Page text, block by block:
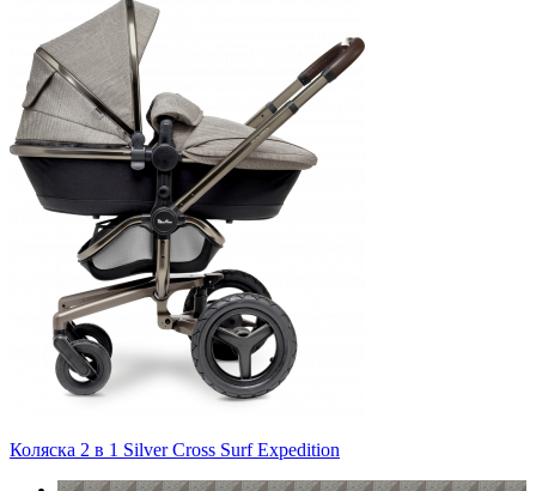
Коляска 2 в 1 Silver Cross Surf Expedition